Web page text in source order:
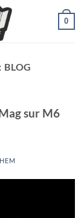
0
BLOG
sur M6